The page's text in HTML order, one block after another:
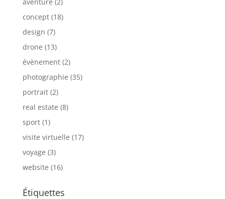
aventure (2)
concept(18)
design (7)
drone (13)
évènement(2)
photographie (35)
portrait(2)
real estate (8)
sport(1)
visite virtuelle (17)
voyage (3)
website (16)
Étiquettes